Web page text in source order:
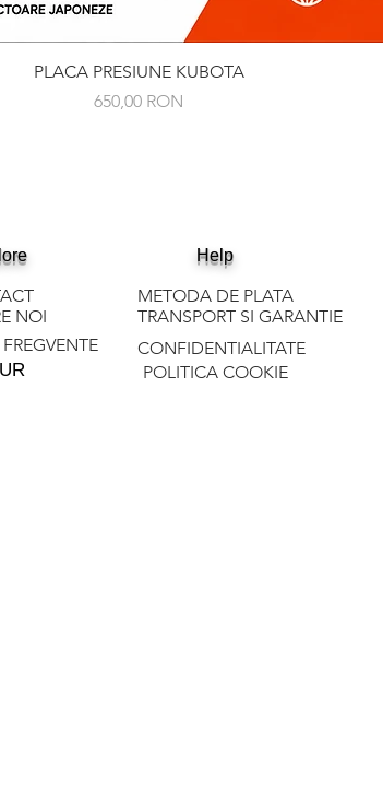
Afișare rapidă
PLACA PRESIUNE KUBOTA
Preț
650,00 RON
Help
NOI
METODA DE PLATA
TRANSPORT SI GARANTIE
CONFIDENTIALITATE
POLITICA COOKIE